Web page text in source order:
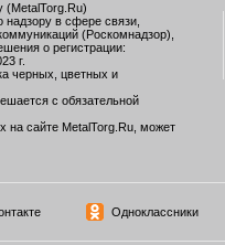
(MetalTorg.Ru)
надзору в сфере связи,
(Роскомнадзор),
о регистрации:
г.
черных, цветных и
с обязательной
на сайте MetalTorg.Ru, может
Одноклассники